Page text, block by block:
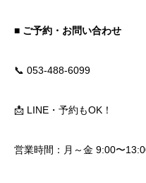
■ ご予約・お問い合わせ
📞 053-488-6099
📩 LINE・予約もOK！
営業時間：月～金 9:00〜